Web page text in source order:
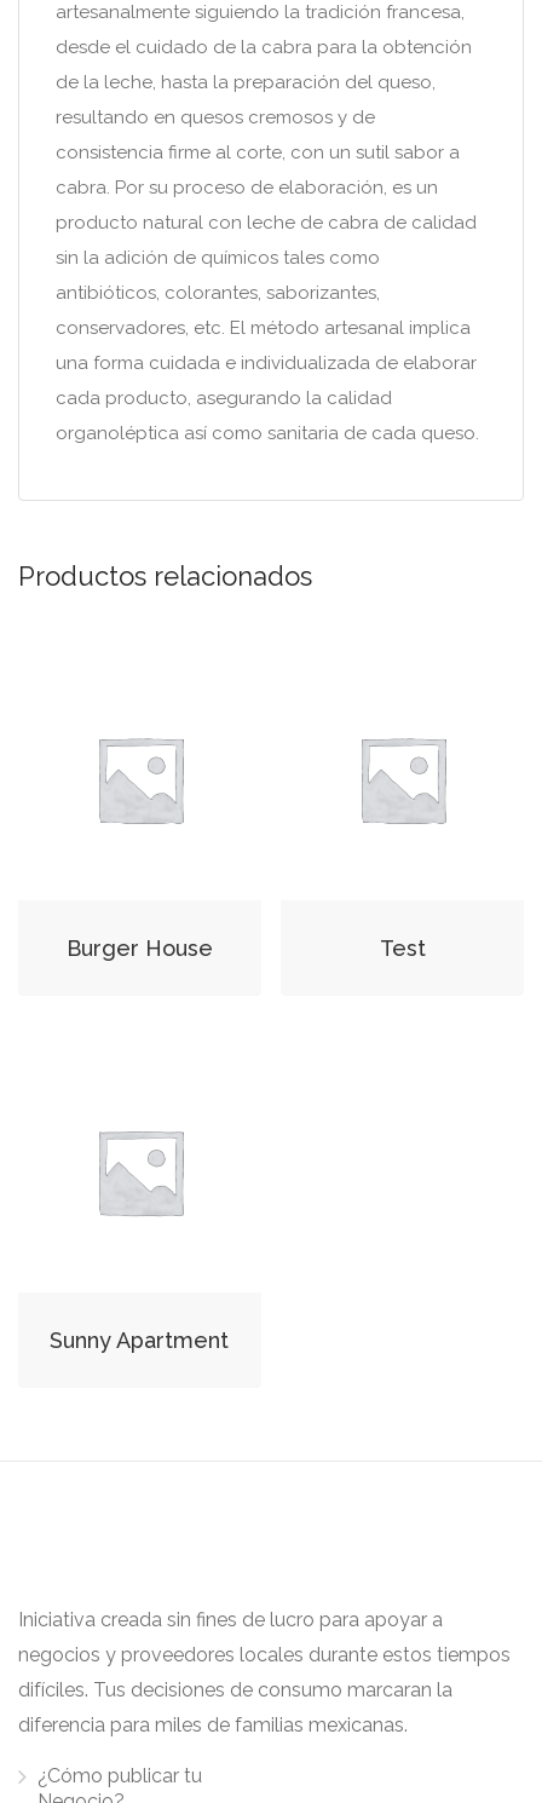
artesanalmente siguiendo la tradición francesa,
desde el cuidado de la cabra para la obtención
de la leche, hasta la preparación del queso,
resultando en quesos cremosos y de
consistencia firme al corte, con un sutil sabor a
cabra. Por su proceso de elaboración, es un
producto natural con leche de cabra de calidad
sin la adición de químicos tales como
antibióticos, colorantes, saborizantes,
conservadores, etc. El método artesanal implica
una forma cuidada e individualizada de elaborar
cada producto, asegurando la calidad
organoléptica así como sanitaria de cada queso.
Productos relacionados
Burger House Test
Sunny Apartment
Iniciativa creada sin fines de lucro para apoyar a
negocios y proveedores locales durante estos tiempos
difíciles. Tus decisiones de consumo marcaran la
diferencia para miles de familias mexicanas.
¿Cómo publicar tu